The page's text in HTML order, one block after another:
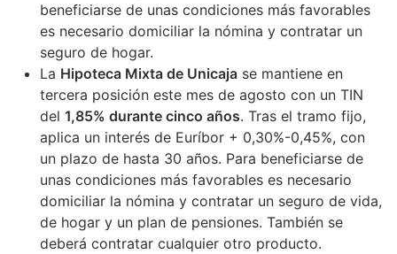
beneficiarse de unas condiciones más favorables
es necesario domiciliar la nómina y contratar un
seguro de hogar.
La Hipoteca Mixta de Unicaja se mantiene en
tercera posición este mes de agosto con un TIN
del 1,85% durante cinco años. Tras el tramo fijo,
aplica un interés de Euríbor + 0,30%-0,45%, con
un plazo de hasta 30 años. Para beneficiarse de
unas condiciones más favorables es necesario
domiciliar la nómina y contratar un seguro de vida,
de hogar y un plan de pensiones. También se
deberá contratar cualquier otro producto.